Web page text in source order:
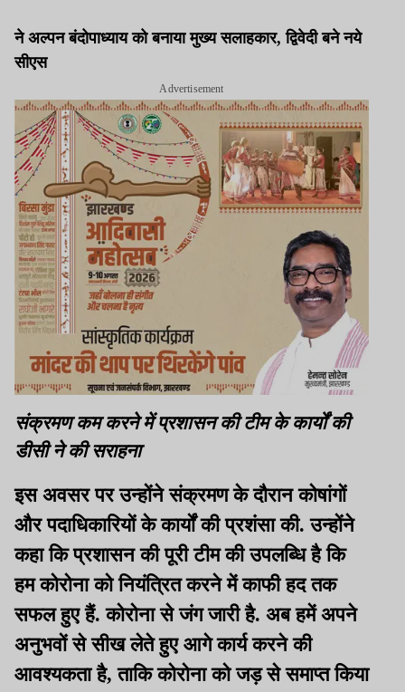
ने अल्पन बंदोपाध्याय को बनाया मुख्य सलाहकार, द्विवेदी बने नये
सीएस
Advertisement
संक्रमण कम करने में प्रशासन की टीम के कार्यों की
डीसी ने की सराहना
इस अवसर पर उन्होंने संक्रमण के दौरान कोषांगों
और पदाधिकारियों के कार्यों की प्रशंसा की. उन्होंने
कहा कि प्रशासन की पूरी टीम की उपलब्धि है कि
हम कोरोना को नियंत्रित करने में काफी हद तक
सफल हुए हैं. कोरोना से जंग जारी है. अब हमें अपने
अनुभवों से सीख लेते हुए आगे कार्य करने की
आवश्यकता है, ताकि कोरोना को जड़ से समाप्त किया